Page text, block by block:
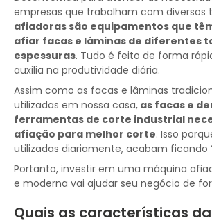
empresas que trabalham com diversos
afiadoras são equipamentos que
afiar facas e lâminas de diferentes
espessuras. Tudo é feito de forma
auxilia na produtividade diária.
Assim como as facas e lâminas
utilizadas em nossa casa, as facas e
ferramentas de corte industrial
afiação para melhor corte. Isso
utilizadas diariamente, acabam ficando
Portanto, investir em uma máquina
e moderna vai ajudar seu negócio de
Quais as características